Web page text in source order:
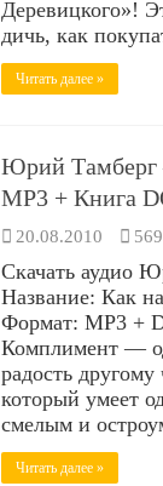
Деревицкого»!
дичь, как
Читать далее »
Юрий Тамберг
MP3 + Книга
20.08.2010 569
Скачать аудио
Название: Как
Формат: MP3 +
Комплимент —
радость
который умеет
смелым и
Читать далее »